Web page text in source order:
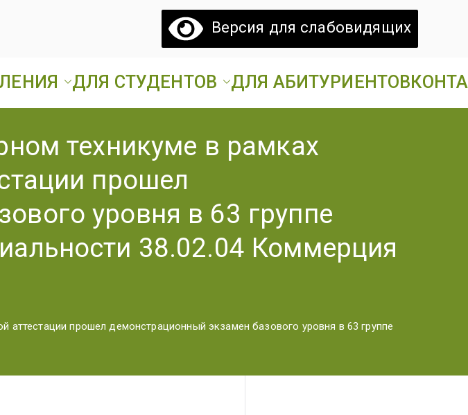
Версия для слабовидящих
Ардатовский
Аграрный
Техникум
ГБПОУ «Ардатовский аграрный техникум».
ДЛЯ СТУДЕНТОВ ДЛЯ АБИТУРИЕНТОВ
техникуме в рамках
прошел
уровня в 63 группе
38.02.04 Коммерция
аттестации прошел демонстрационный экзамен базового уровня в 63 группе